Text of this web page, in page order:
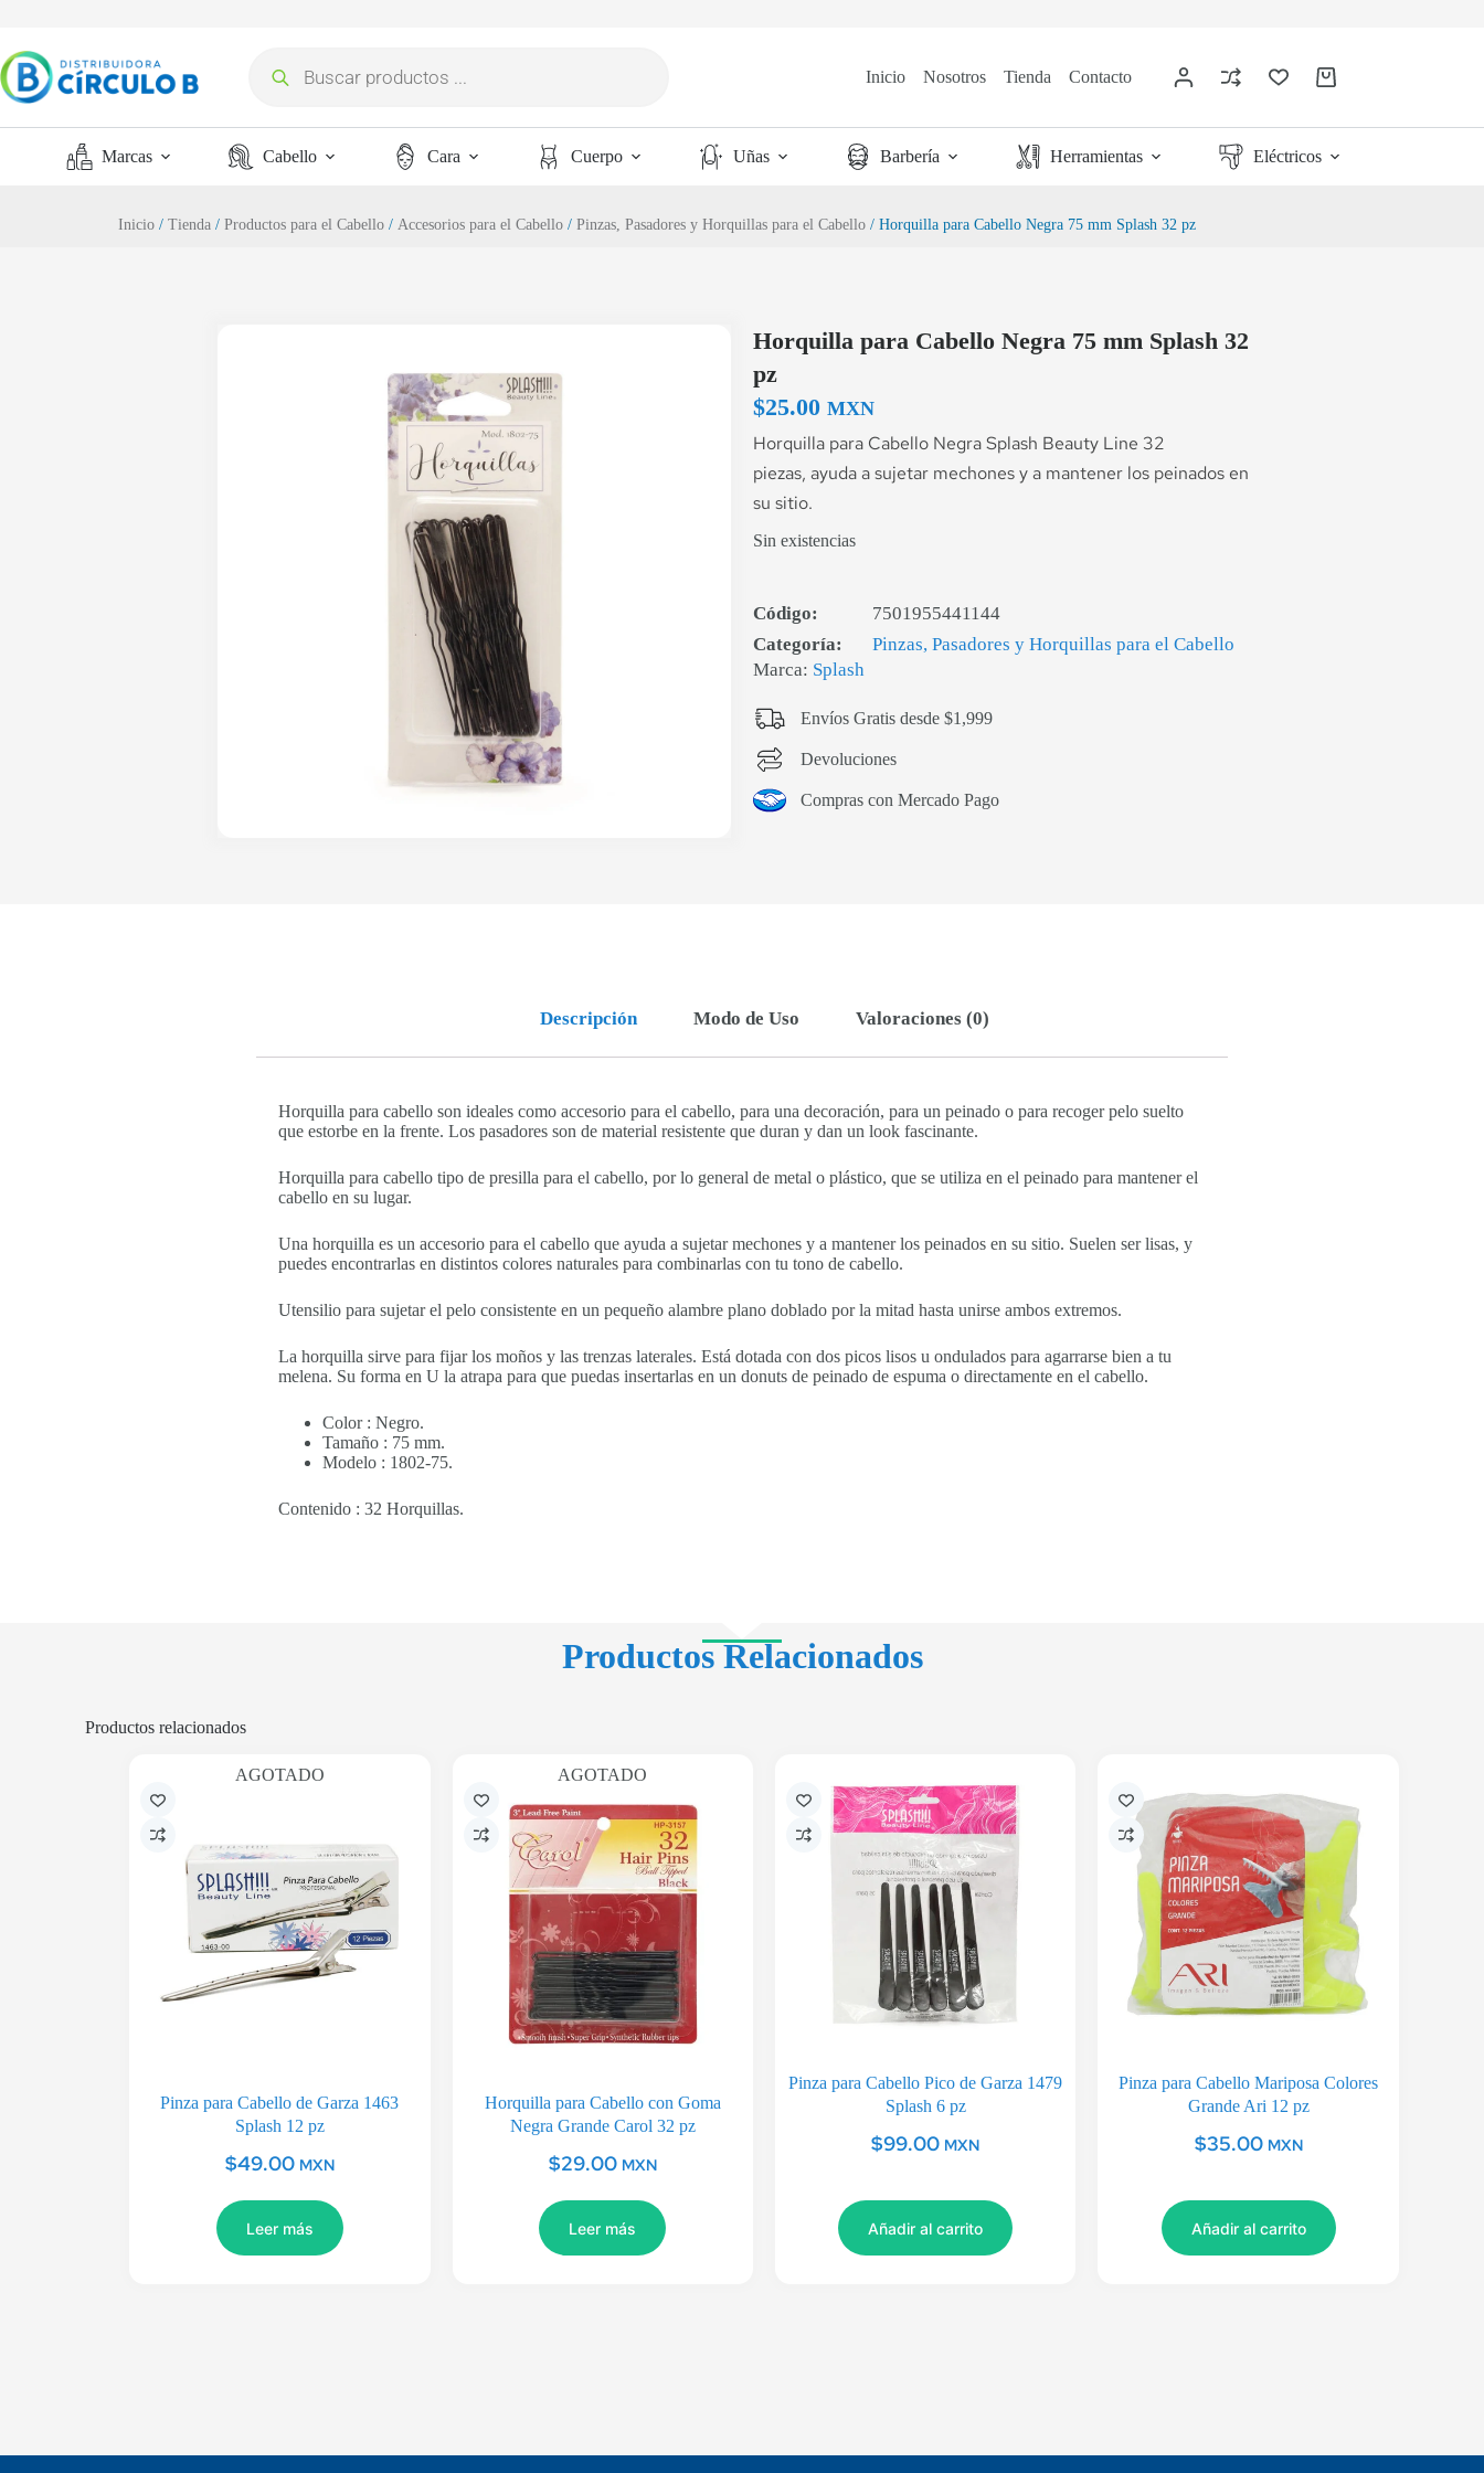
Inicio Nosotros Tienda Contacto
Marcas Cabello Cara Cuerpo Uñas Barbería Herramientas Eléctricos
Inicio /Tienda /Productos para el Cabello /Accesorios para el Cabello /Pinzas, Pasadores y Horquillas para el Cabello / Horquilla para Cabello Negra 75 mm Splash 32 pz
Horquilla para Cabello Negra 75 mm Splash 32
pz
$25.00 MXN
Horquilla para Cabello Negra Splash Beauty Line 32
piezas, ayuda a sujetar mechones y a mantener los peinados en
su sitio.
Sin existencias
Código:
7501955441144
Categoría:
Pinzas, Pasadores y Horquillas para el Cabello
Marca: Splash
Envíos Gratis desde $1,999
Devoluciones
Compras con Mercado Pago
Descripción Modo de Uso Valoraciones (0)
Horquilla para cabello son ideales como accesorio para el cabello, para una decoración, para un peinado o para recoger pelo suelto
que estorbe en la frente. Los pasadores son de material resistente que duran y dan un look fascinante.
Horquilla para cabello tipo de presilla para el cabello, por lo general de metal o plástico, que se utiliza en el peinado para mantener el
cabello en su lugar.
Una horquilla es un accesorio para el cabello que ayuda a sujetar mechones y a mantener los peinados en su sitio. Suelen ser lisas, y
puedes encontrarlas en distintos colores naturales para combinarlas con tu tono de cabello.
Utensilio para sujetar el pelo consistente en un pequeño alambre plano doblado por la mitad hasta unirse ambos extremos.
La horquilla sirve para fijar los moños y las trenzas laterales. Está dotada con dos picos lisos u ondulados para agarrarse bien a tu
melena. Su forma en U la atrapa para que puedas insertarlas en un donuts de peinado de espuma o directamente en el cabello.
Color : Negro.
Tamaño : 75 mm.
Modelo : 1802-75.
Contenido : 32 Horquillas.
Productos Relacionados
Productos relacionados
AGOTADO
Pinza para Cabello de Garza 1463
Splash 12 pz
$49.00 MXN
Leer más
AGOTADO
Horquilla para Cabello con Goma
Negra Grande Carol 32 pz
$29.00 MXN
Leer más
Pinza para Cabello Pico de Garza 1479
Splash 6 pz
$99.00 MXN
Añadir al carrito
Pinza para Cabello Mariposa Colores
Grande Ari 12 pz
$35.00 MXN
Añadir al carrito